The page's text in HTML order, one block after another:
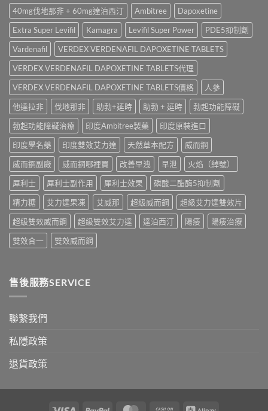
用
全
面
比
較
與
香
港
購
買
指
南〉
中
面
比
較〉
中
學
名
購
買
渠
道、
價
錢
與
真
假
辨
別
指
南〉
中
評
價：
印
度
樂
威
壯
學
名
藥
真
實
效
果、
正
確
用
法
香
港
購
買
南〉
40mg伐地那非 + 60mg達泊西汀 Ambitree
Dapoxetine
Extra Super Levifil
Kamagra Levifil Super Power
PDE5抑制劑
Vardenafil
VERDEX VERDENAFIL DAPOXETINE TABLETS
VERDEX VERDENAFIL DAPOXETINE TABLETS代理
VERDEX VERDENAFIL DAPOXETINE TABLETS價格
人參
他達拉非
伐地那非 助勃+延時 助勃 + 延時
勃起功能障礙
勃起功能障礙治療
印度Ambitree製藥
印度原裝進口
印度學名藥
印度雙效艾力達 天然草本配方
威而鋼
威而鋼副廠
威而鋼哪裡買 改善早洩 早泄
火焰（綽號）
犀利士
犀利士副作用 犀利士效果
磷酸二酯酶5抑制劑
精力糖
艾力達果凍 艾威那 超級威而鋼
超級艾力達雙效片
超級雙效威而鋼
超級雙效艾力達 達泊西汀 陽痿
陽痿治療
雙效合一
雙效威而鋼
售後服務SERVICE
聯繫我們
私隱政策
退貨政策